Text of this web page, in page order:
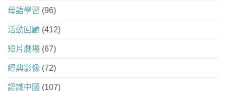
母語學習 (96)
活動回顧 (412)
短片劇場 (67)
經典影像 (72)
認識中國 (107)